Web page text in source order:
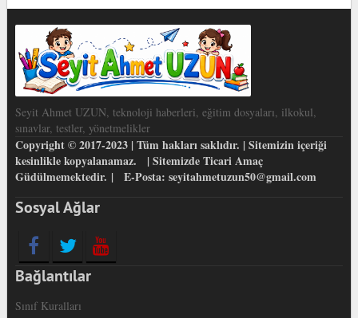
Seyit Ahmet UZUN, teknoloji haberleri, eğitim dosyaları, ilkokul,
sınavlar, testler, yönetmelikler
Copyright © 2017-2023 | Tüm hakları saklıdır. | Sitemizin içeriği
kesinlikle kopyalanamaz. | Sitemizde Ticari Amaç
Güdülmemektedir. | E-Posta: seyitahmetuzun50@gmail.com
Sosyal Ağlar
Bağlantılar
Sınıf Kuralları